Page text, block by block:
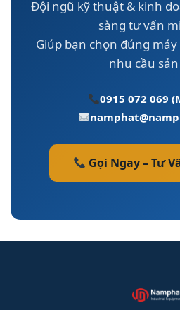
giúp bạn yên tâm sản
Phát Tech chuyênthi
động theo yêu cầu, kết
với máy phát điện công
Đội ngũ kỹ thuật & kinh
sàng tư vấn
Giúp bạn chọn đúng
nhu cầu
0915 072 069
Gọi Ngay – Tư